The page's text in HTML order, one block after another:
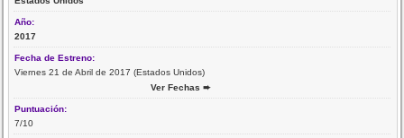
Año:
2017
Fecha de Estreno:
Viernes 21 de Abril de 2017 (Estados Unidos)
Ver Fechas ➨
Puntuación:
7/10